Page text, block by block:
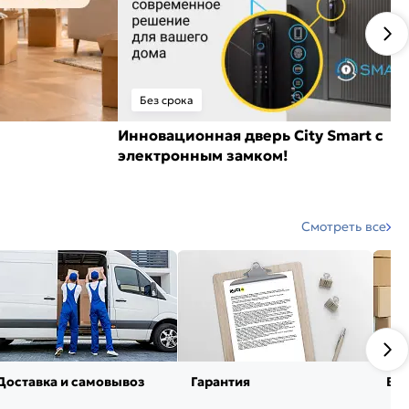
Без срока
Инновационная дверь City Smart с
электронным замком!
Смотреть все
и самовывоз Гарантия